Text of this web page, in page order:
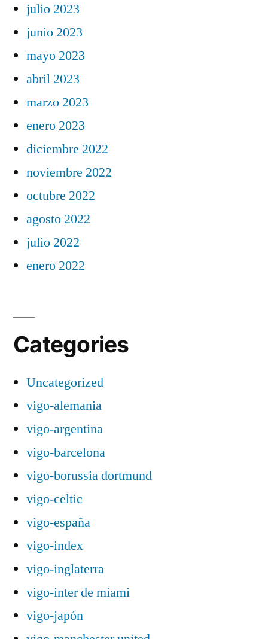
julio 2023
junio 2023
mayo 2023
abril 2023
marzo 2023
enero 2023
diciembre 2022
noviembre 2022
octubre 2022
agosto 2022
julio 2022
enero 2022
Categories
Uncategorized
vigo-alemania
vigo-argentina
vigo-barcelona
vigo-borussia dortmund
vigo-celtic
vigo-españa
vigo-index
vigo-inglaterra
vigo-inter de miami
vigo-japón